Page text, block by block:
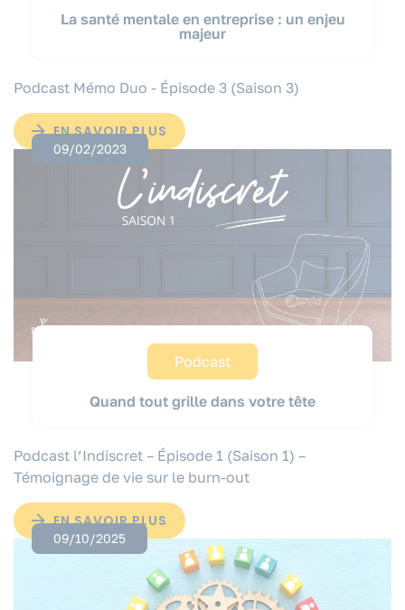
La santé mentale en entreprise : un enjeu
majeur
Podcast Mémo Duo - Épisode 3 (Saison 3)
EN SAVOIR PLUS
09/02/2023
Podcast
Quand tout grille dans votre tête
Podcast l’Indiscret – Épisode 1 (Saison 1) –
Témoignage de vie sur le burn-out
EN SAVOIR PLUS
09/10/2025